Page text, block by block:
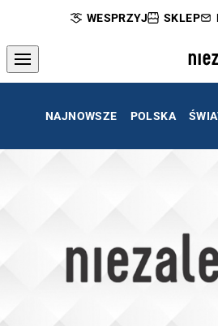
WESPRZYJ SKLEP
NAJNOWSZE POLSKA